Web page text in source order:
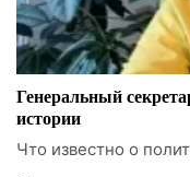
Генеральный
истории
Что известно о